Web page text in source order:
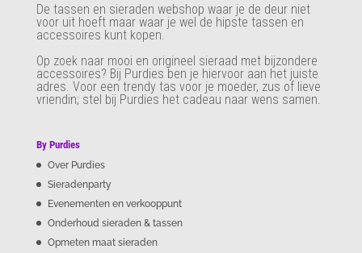
De tassen en sieraden webshop waar je de deur niet
voor uit hoeft maar waar je wel de hipste tassen en
accessoires kunt kopen.
Op zoek naar mooi en origineel sieraad met bijzondere
accessoires? Bij Purdies ben je hiervoor aan het juiste
adres. Voor een trendy tas voor je moeder, zus of lieve
vriendin; stel bij Purdies het cadeau naar wens samen.
By Purdies
Over Purdies
Sieradenparty
Evenementen en verkooppunt
Onderhoud sieraden & tassen
Opmeten maat sieraden